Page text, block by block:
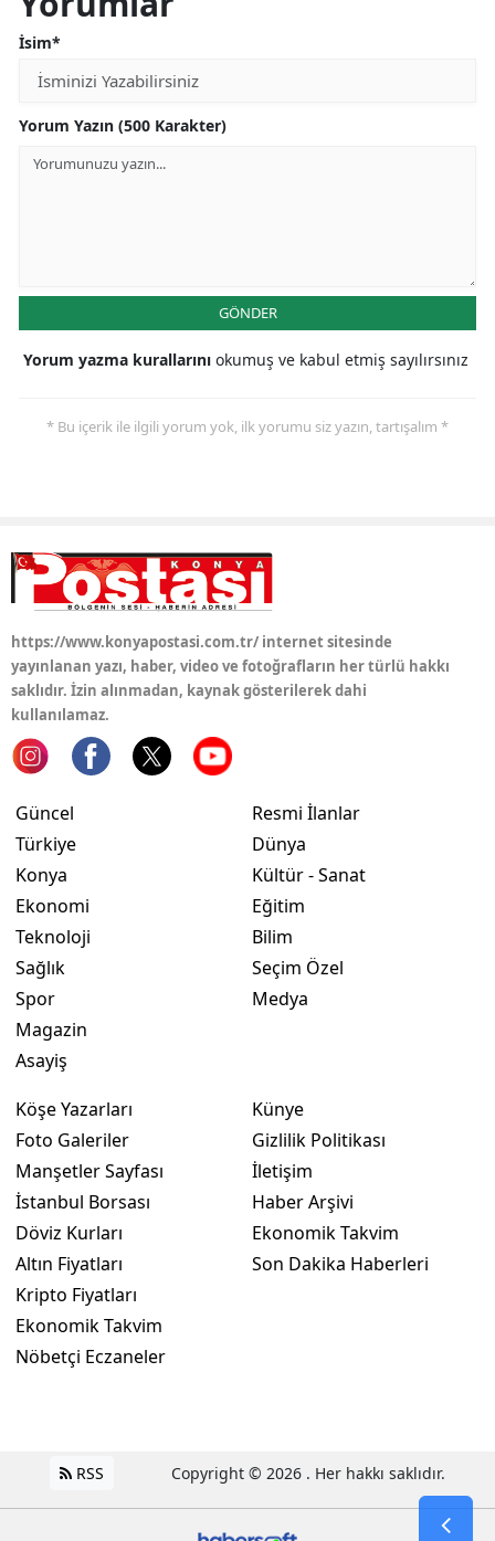
Nevşehir
Siirt
Sinop
Tokat
Zonguldak
Bayburt
Karaman
İsim*
Yorum Yazın (500 Karakter)
GÖNDER
Yorum yazma kurallarını okumuş ve kabul etmiş sayılırsınız
* Bu içerik ile ilgili yorum yok, ilk yorumu siz yazın, tartışalım *
https://www.konyapostasi.com.tr/ internet sitesinde
yayınlanan yazı, haber, video ve fotoğrafların her türlü hakkı
saklıdır. İzin alınmadan, kaynak gösterilerek dahi
kullanılamaz.
Güncel
Türkiye
Konya
Ekonomi
Teknoloji
Sağlık
Spor
Magazin
Asayiş
Resmi İlanlar
Dünya
Kültür - Sanat
Eğitim
Bilim
Seçim Özel
Medya
Köşe Yazarları
Foto Galeriler
Manşetler Sayfası
İstanbul Borsası
Döviz Kurları
Altın Fiyatları
Kripto Fiyatları
Ekonomik Takvim
Nöbetçi Eczaneler
Künye
Gizlilik Politikası
İletişim
Haber Arşivi
Ekonomik Takvim
Son Dakika Haberleri
RSS Copyright © 2026 . Her hakkı saklıdır.